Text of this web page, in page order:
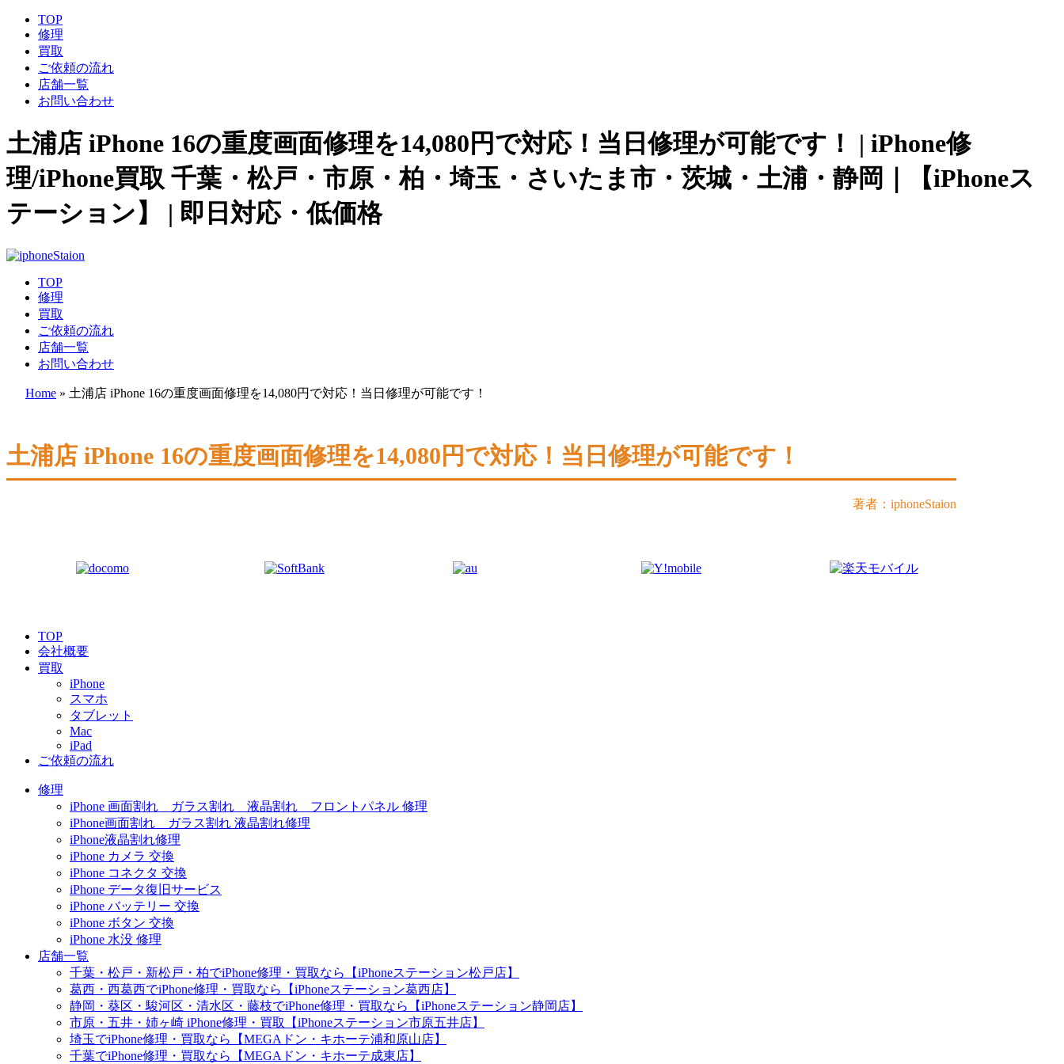
TOP
修理
買取
ご依頼の流れ
店舗一覧
お問い合わせ
土浦店 iPhone 16の重度画面修理を14,080円で対応！当日修理が可能です！ | iPhone修
理/iPhone買取 千葉・松戸・市原・柏・埼玉・さいたま市・茨城・土浦・静岡｜【iPhoneス
テーション】 | 即日対応・低価格
TOP
修理
買取
ご依頼の流れ
店舗一覧
お問い合わせ
Home » 土浦店 iPhone 16の重度画面修理を14,080円で対応！当日修理が可能です！
土浦店 iPhone 16の重度画面修理を14,080円で対応！当日修理が可能です！
著者：iphoneStaion
TOP
会社概要
買取
iPhone
スマホ
タブレット
Mac
iPad
ご依頼の流れ
修理
iPhone 画面割れ ガラス割れ 液晶割れ フロントパネル 修理
iPhone画面割れ ガラス割れ 液晶割れ修理
iPhone液晶割れ修理
iPhone カメラ 交換
iPhone コネクタ 交換
iPhone データ復旧サービス
iPhone バッテリー 交換
iPhone ボタン 交換
iPhone 水没 修理
店舗一覧
千葉・松戸・新松戸・柏でiPhone修理・買取なら【iPhoneステーション松戸店】
葛西・西葛西でiPhone修理・買取なら【iPhoneステーション葛西店】
静岡・葵区・駿河区・清水区・藤枝でiPhone修理・買取なら【iPhoneステーション静岡店】
市原・五井・姉ヶ崎 iPhone修理・買取【iPhoneステーション市原五井店】
埼玉でiPhone修理・買取なら【MEGAドン・キホーテ浦和原山店】
千葉でiPhone修理・買取なら【MEGAドン・キホーテ成東店】